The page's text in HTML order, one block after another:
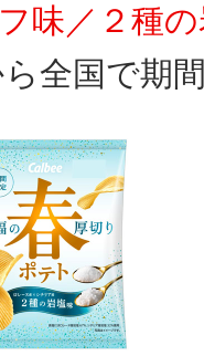
味／２種の
全国で期